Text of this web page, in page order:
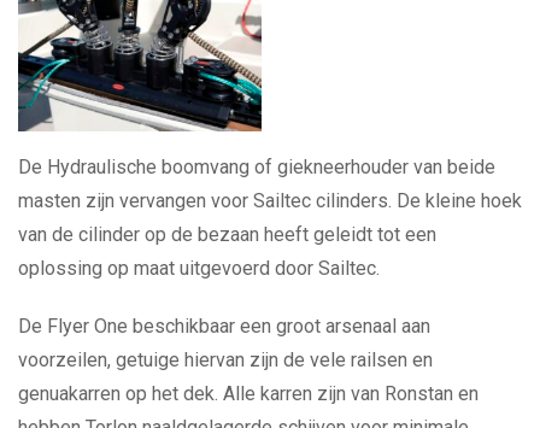
De Hydraulische boomvang of giekneerhouder van beide
masten zijn vervangen voor Sailtec cilinders. De kleine hoek
van de cilinder op de bezaan heeft geleidt tot een
oplossing op maat uitgevoerd door Sailtec.
De Flyer One beschikbaar een groot arsenaal aan
voorzeilen, getuige hiervan zijn de vele railsen en
genuakarren op het dek. Alle karren zijn van Ronstan en